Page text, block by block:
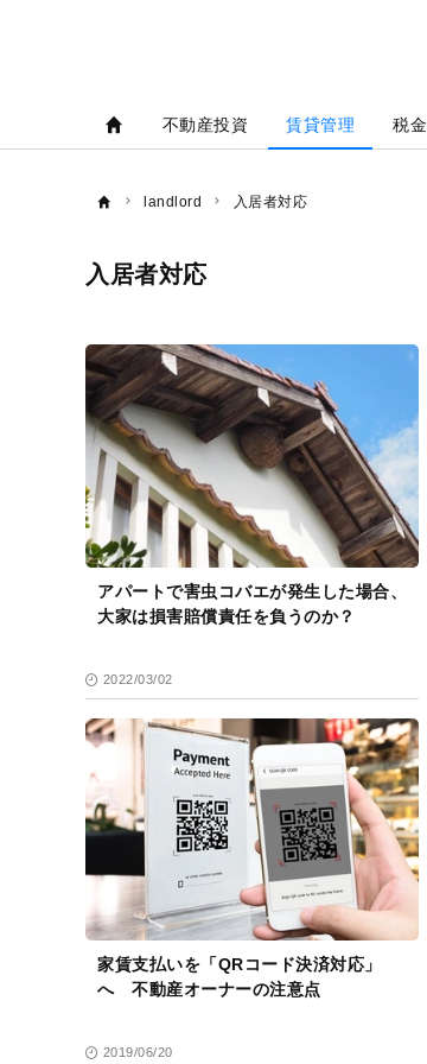
不動産投資 賃貸管理 税金
landlord 入居者対応
入居者対応
入
居
者
対
アパートで害虫コバエが発生した場合、
大家は損害賠償責任を負うのか？
2022/03/02
家賃支払いを「QRコード決済対応」
へ 不動産オーナーの注意点
2019/06/20